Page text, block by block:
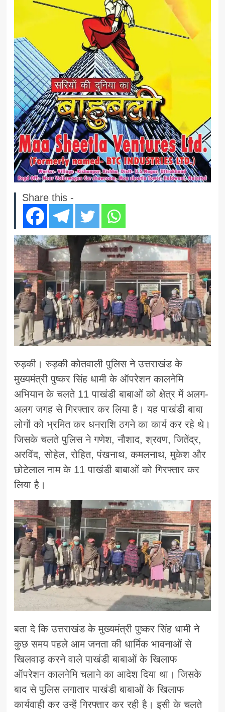
Share this -
रुड़की। रुड़की कोतवाली पुलिस ने उत्तराखंड के
मुख्यमंत्री पुष्कर सिंह धामी के ऑपरेशन कालनेमि
अभियान के चलते 11 पाखंडी बाबाओं को क्षेत्र में अलग-
अलग जगह से गिरफ्तार कर लिया है। यह पाखंडी बाबा
लोगों को भ्रमित कर धनराशि ठगने का कार्य कर रहे थे।
जिसके चलते पुलिस ने गणेश, नौशाद, श्रवण, जितेंद्र,
अरविंद, सोहेल, रोहित, पंखनाथ, कमलनाथ, मुकेश और
छोटेलाल नाम के 11 पाखंडी बाबाओं को गिरफ्तार कर
लिया है।
बता दे कि उत्तराखंड के मुख्यमंत्री पुष्कर सिंह धामी ने
कुछ समय पहले आम जनता की धार्मिक भावनाओं से
खिलवाड़ करने वाले पाखंडी बाबाओं के खिलाफ
ऑपरेशन कालनेमि चलाने का आदेश दिया था। जिसके
बाद से पुलिस लगातार पाखंडी बाबाओं के खिलाफ
कार्यवाही कर उन्हें गिरफ्तार कर रही है। इसी के चलते